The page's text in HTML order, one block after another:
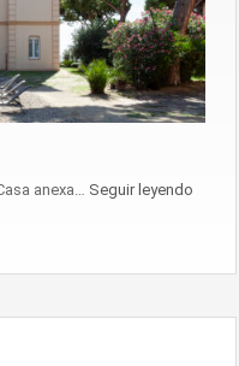
anexa… Seguir leyendo